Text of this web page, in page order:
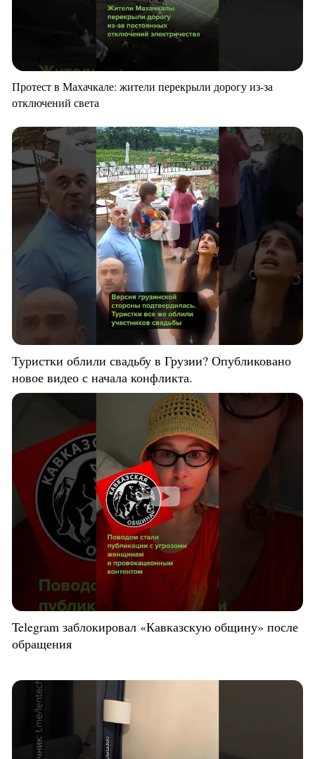
Протест в Махачкале: жители перекрыли дорогу из-за
отключений света
Туристки облили свадьбу в Грузии? Опубликовано
новое видео с начала конфликта.
Telegram заблокировал «Кавказскую общину» после
обращения